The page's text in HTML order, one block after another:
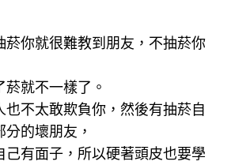
菸你就很難教到朋友，不抽菸你
就不一樣了。
不太敢欺負你，然後有抽菸自
的壞朋友，
己有面子，所以硬著頭皮也要學